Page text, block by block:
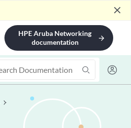
close
HPE Aruba Networking
documentation
arrow_forward